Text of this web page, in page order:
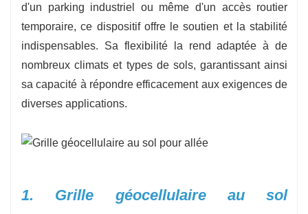
d'un parking industriel ou même d'un accès routier
temporaire, ce dispositif offre le soutien et la stabilité
indispensables. Sa flexibilité la rend adaptée à de
nombreux climats et types de sols, garantissant ainsi
sa capacité à répondre efficacement aux exigences de
diverses applications.
1. Grille géocellulaire au sol